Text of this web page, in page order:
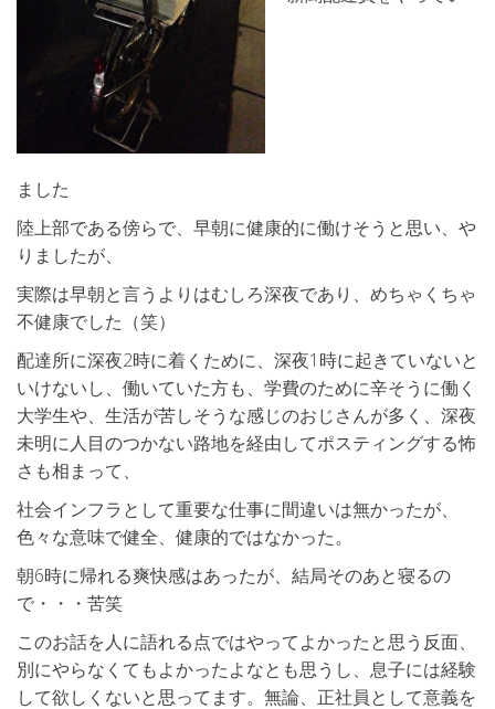
ました
陸上部である傍らで、早朝に健康的に働けそうと思い、や
りましたが、
実際は早朝と言うよりはむしろ深夜であり、めちゃくちゃ
不健康でした（笑）
配達所に深夜2時に着くために、深夜1時に起きていないと
いけないし、働いていた方も、学費のために辛そうに働く
大学生や、生活が苦しそうな感じのおじさんが多く、深夜
未明に人目のつかない路地を経由してポスティングする怖
さも相まって、
社会インフラとして重要な仕事に間違いは無かったが、
色々な意味で健全、健康的ではなかった。
朝6時に帰れる爽快感はあったが、結局そのあと寝るの
で・・・苦笑
このお話を人に語れる点ではやってよかったと思う反面、
別にやらなくてもよかったよなとも思うし、息子には経験
して欲しくないと思ってます。無論、正社員として意義を